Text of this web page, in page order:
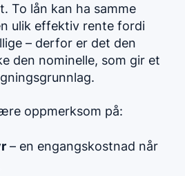
To lån kan ha samme
ulik effektiv rente fordi
– derfor er det den
den nominelle, som gir et
oppmerksom på:
– en engangskostnad når